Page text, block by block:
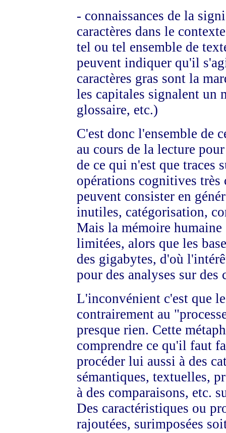
- connaissances de la
caractères dans le
tel ou tel ensemble de
peuvent indiquer qu'il
caractères gras sont la
les capitales signalent un
glossaire, etc.)
C'est donc l'ensemble de
au cours de la lecture
de ce qui n'est que traces
opérations cognitives
peuvent consister en
inutiles, catégorisation,
Mais la mémoire humaine
limitées, alors que les
des gigabytes, d'où
pour des analyses sur des
L'inconvénient c'est que
contrairement au
presque rien. Cette
comprendre ce qu'il faut
procéder lui aussi à des
sémantiques, textuelles,
à des comparaisons, etc.
Des caractéristiques ou
rajoutées, surimposées